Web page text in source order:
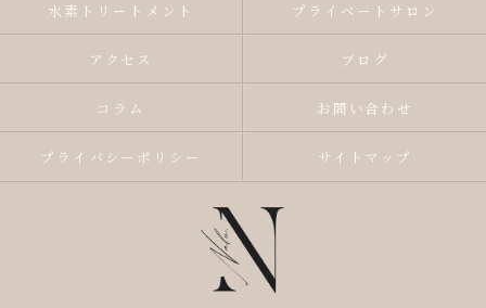
水素トリートメント プライベートサロン
アクセス ブログ
コラム お問い合わせ
プライバシーポリシー サイトマップ